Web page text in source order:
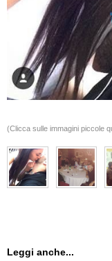
(Clicca sulle immagini piccole
Leggi anche...